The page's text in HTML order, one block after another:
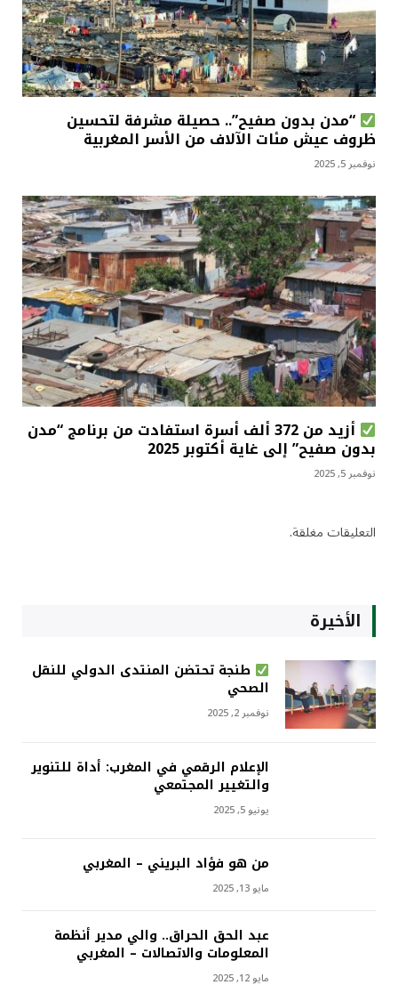
“مدن بدون صفيح”.. حصيلة مشرفة لتحسين
ظروف عيش مئات الآلاف من الأسر المغربية
نوفمبر 5, 2025
أزيد من 372 ألف أسرة استفادت من برنامج “مدن
بدون صفيح” إلى غاية أكتوبر 2025
نوفمبر 5, 2025
التعليقات مغلقة.
الأخيرة
طنجة تحتضن المنتدى الدولي للنقل
الصحي
نوفمبر 2, 2025
الإعلام الرقمي في المغرب: أداة للتنوير
والتغيير المجتمعي
يونيو 5, 2025
من هو فؤاد البريني – المغربي
مايو 13, 2025
عبد الحق الحراق.. والي مدير أنظمة
المعلومات والاتصالات – المغربي
مايو 12, 2025